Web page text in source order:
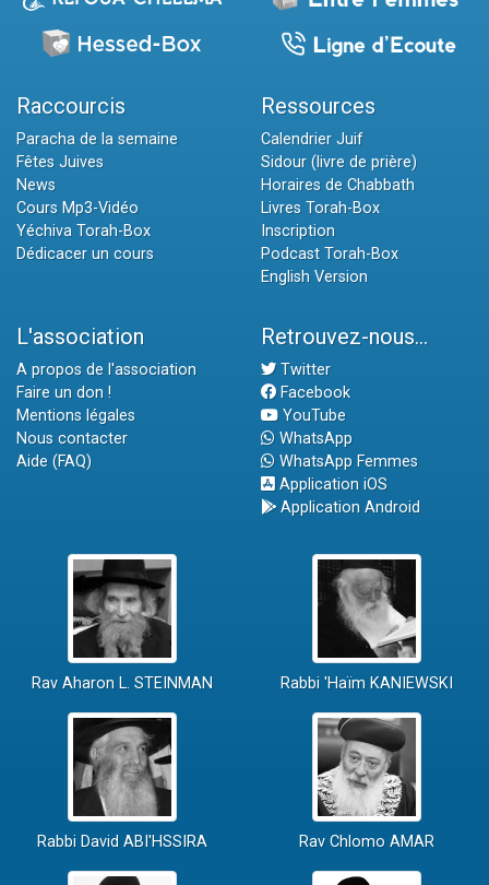
Raccourcis
Paracha de la semaine
Fêtes Juives
News
Cours Mp3-Vidéo
Yéchiva Torah-Box
Dédicacer un cours
Ressources
Calendrier Juif
Sidour (livre de prière)
Horaires de Chabbath
Livres Torah-Box
Inscription
Podcast Torah-Box
English Version
L'association
A propos de l'association
Faire un don !
Mentions légales
Nous contacter
Aide (FAQ)
Retrouvez-nous...
Twitter
Facebook
YouTube
WhatsApp
WhatsApp Femmes
Application iOS
Application Android
Rav Aharon L. STEINMAN Rabbi 'Haïm KANIEWSKI
Rabbi David ABI'HSSIRA Rav Chlomo AMAR